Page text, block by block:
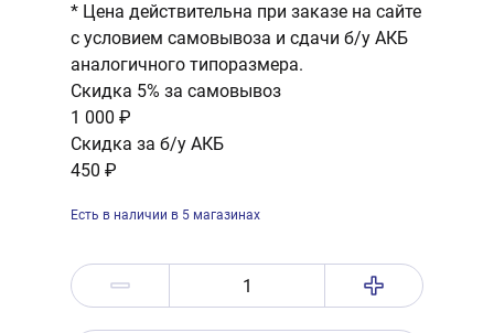
* Цена действительна при заказе на сайте
с условием самовывоза и сдачи б/у АКБ
аналогичного типоразмера.
Скидка 5% за самовывоз
1 000 ₽
Скидка за б/у АКБ
450 ₽
Есть в наличии в 5 магазинах